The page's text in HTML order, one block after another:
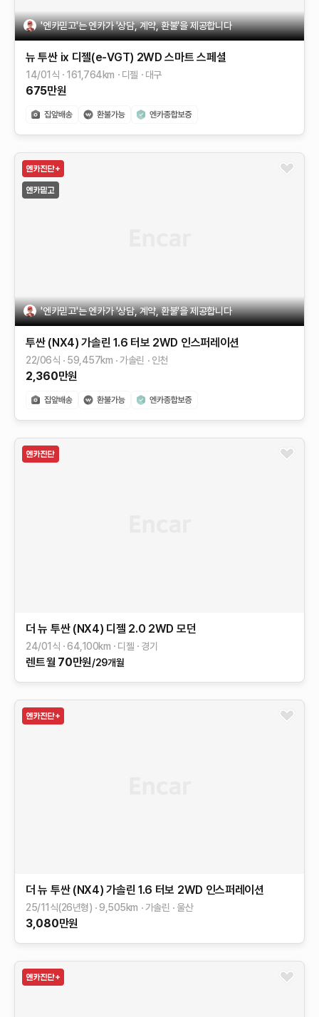
'엔카믿고'는 엔카가 '상담, 계약, 환불'을 제공합니다
뉴 투싼 ix 디젤(e-VGT) 2WD 스마트 스페셜
14/01식 161,764km 디젤 대구
675만원
'엔카믿고'는 엔카가 '상담, 계약, 환불'을 제공합니다
투싼 (NX4) 가솔린 1.6 터보 2WD 인스퍼레이션
22/06식 59,457km 가솔린 인천
2,360만원
더 뉴 투싼 (NX4) 디젤 2.0 2WD 모던
24/01식 64,100km 디젤 경기
렌트월 70만원/29개월
더 뉴 투싼 (NX4) 가솔린 1.6 터보 2WD 인스퍼레이션
25/11식(26년형) 9,505km 가솔린 울산
3,080만원